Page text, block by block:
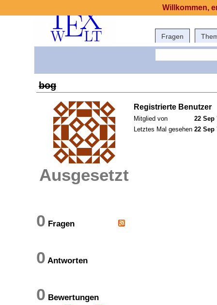
Fragen
bog
Ausgesetzt
Registrierte Benutzer
Mitglied von
22 Sep
Letztes Mal gesehen 22 Sep
0 Fragen
0 Antworten
0 Bewertungen
Willkommen,